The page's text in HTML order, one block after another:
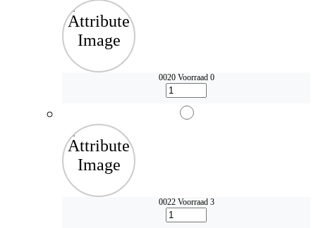
0020 Voorraad 0
0022 Voorraad 3